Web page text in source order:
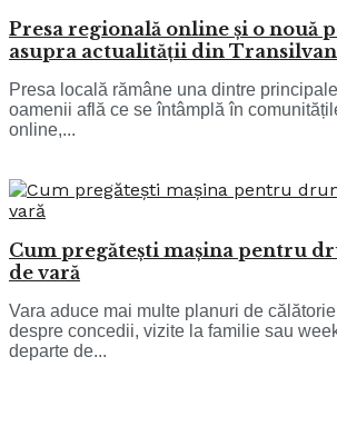
Presa regională online și o nouă
asupra actualității din
Presa locală rămâne una dintre
oamenii află ce se întâmplă în
online,...
Cum pregătești mașina pentru
de vară
Vara aduce mai multe planuri de
despre concedii, vizite la familie sau
departe de...